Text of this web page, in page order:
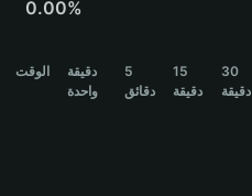
বাংলা
0.00%
الوقت
دقيقة
واحدة
5
دقائق
15
دقيقة
30
دقيقة